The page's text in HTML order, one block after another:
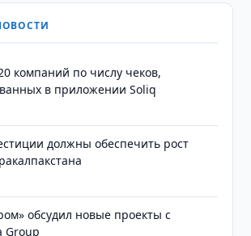
компаний по числу чеков,
в приложении Soliq
должны обеспечить рост
обсудил новые проекты с
Group